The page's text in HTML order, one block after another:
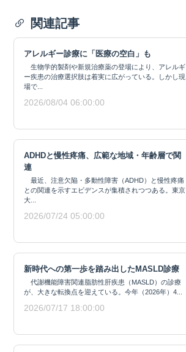
関連記事
アレルギー診療に「医療の空白」も
生物学的製剤や新規治療薬の登場により、アレルギ
ー疾患の治療選択肢は着実に広がっている。しかし現
場で...
2026/08/04 06:00:00
ADHDと慢性疼痛、広範な地域・年齢層で関
連
最近、注意欠陥・多動性障害（ADHD）と慢性疼痛
との関連を示すエビデンスが集積されつつある。東京
大...
2026/07/24 05:00:00
新時代への第一歩を踏み出したMASLD診療
代謝機能障害関連脂肪性肝疾患（MASLD）の診療
が、大きな転換点を迎えている。今年（2026年）4...
2026/07/17 18:00:00